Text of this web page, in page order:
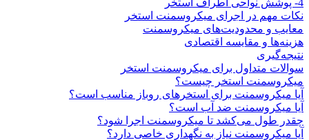
نکات مهم در اجرای میکروسمنت استخر
معایب و محدودیت‌های میکروسمنت
هزینه‌ها و مقایسه اقتصادی
نتیجه‌گیری
سوالات متداول برای میکروسمنت استخر
میکروسمنت استخر چیست؟
آیا میکروسمنت برای استخرهای روباز مناسب است؟
آیا میکروسمنت ضد آب است؟
چقدر طول می‌کشد تا میکروسمنت اجرا شود؟
آیا میکروسمنت نیاز به نگهداری خاصی دارد؟